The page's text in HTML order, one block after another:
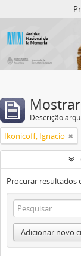
Descrição
Ikonicoff, Ignacio
Procurar resultados
Adicionar novo